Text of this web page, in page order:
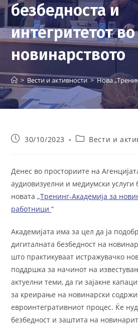
безбедноста и
интегритетот во
новинарството
> Вести и активности > Нова
Post30/10/2023
PostВести и
Денес во просториите на
аудиовизуелни и медиумски
новата„Тренинг-Академија за
работници“
Академијата има за цел да ја
дигиталната безбедност на
што практикуваат истражувачко
поддршка за начинот на
актуелни теми, да ги зајакне
за креирање на новинарски
евроинтегративниот процес. Ќе
безбедност и заштита на